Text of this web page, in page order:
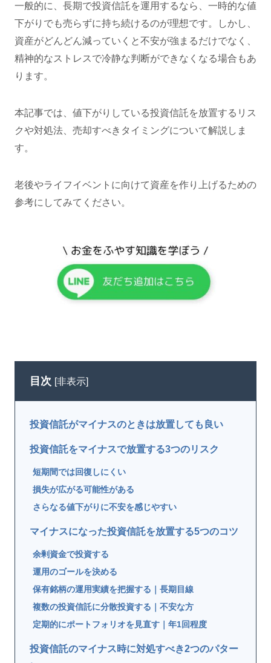
一般的に、長期で投資信託を運用するなら、一時的な値
下がりでも売らずに持ち続けるのが理想です。しかし、
資産がどんどん減っていくと不安が強まるだけでなく、
精神的なストレスで冷静な判断ができなくなる場合もあ
ります。
本記事では、値下がりしている投資信託を放置するリス
クや対処法、売却すべきタイミングについて解説しま
す。
老後やライフイベントに向けて資産を作り上げるための
参考にしてみてください。
目次 [非表示]
投資信託がマイナスのときは放置しても良い
投資信託をマイナスで放置する3つのリスク
短期間では回復しにくい
損失が広がる可能性がある
さらなる値下がりに不安を感じやすい
マイナスになった投資信託を放置する5つのコツ
余剰資金で投資する
運用のゴールを決める
保有銘柄の運用実績を把握する｜長期目線
複数の投資信託に分散投資する｜不安な方
定期的にポートフォリオを見直す｜年1回程度
投資信託のマイナス時に対処すべき2つのパター